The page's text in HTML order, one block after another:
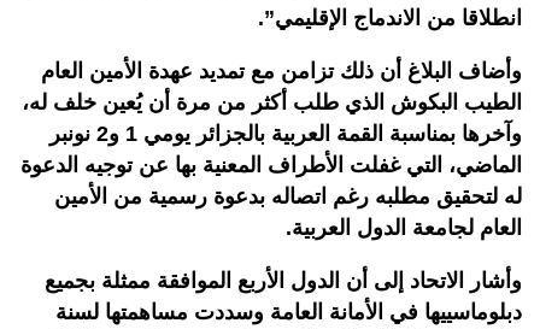
انطلاقا من الاندماج الإقليمي”.
وأضاف البلاغ أن ذلك تزامن مع تمديد عهدة الأمين العام
الطيب البكوش الذي طلب أكثر من مرة أن يُعين خلف له،
وآخرها بمناسبة القمة العربية بالجزائر يومي 1 و2 نونبر
الماضي، التي غفلت الأطراف المعنية بها عن توجيه الدعوة
له لتحقيق مطلبه رغم اتصاله بدعوة رسمية من الأمين
العام لجامعة الدول العربية.
وأشار الاتحاد إلى أن الدول الأربع الموافقة ممثلة بجميع
دبلوماسييها في الأمانة العامة وسددت مساهمتها لسنة